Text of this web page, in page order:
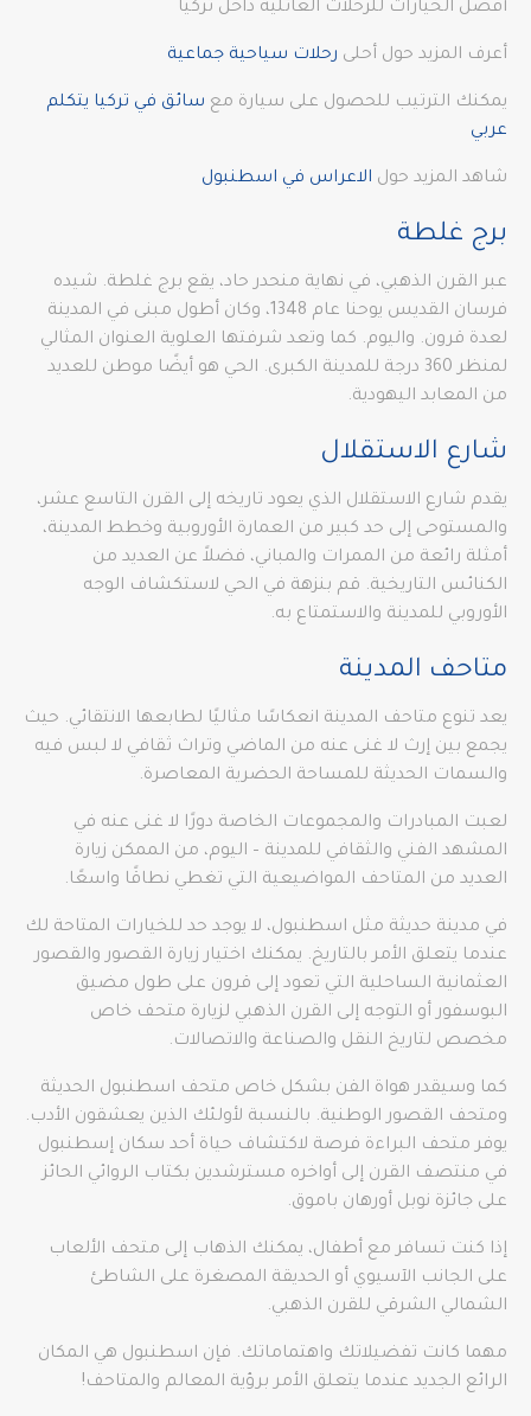
أفضل الخيارات للرحلات العائلية داخل تركيا
أعرف المزيد حول أحلى رحلات سياحية جماعية
يمكنك الترتيب للحصول على سيارة مع سائق في تركيا يتكلم
عربي
شاهد المزيد حول الاعراس في اسطنبول
برج غلطة
عبر القرن الذهبي، في نهاية منحدر حاد، يقع برج غلطة. شيده
فرسان القديس يوحنا عام 1348، وكان أطول مبنى في المدينة
لعدة قرون. واليوم. كما وتعد شرفتها العلوية العنوان المثالي
لمنظر 360 درجة للمدينة الكبرى. الحي هو أيضًا موطن للعديد
من المعابد اليهودية.
شارع الاستقلال
يقدم شارع الاستقلال الذي يعود تاريخه إلى القرن التاسع عشر،
والمستوحى إلى حد كبير من العمارة الأوروبية وخطط المدينة،
أمثلة رائعة من الممرات والمباني، فضلاً عن العديد من
الكنائس التاريخية. قم بنزهة في الحي لاستكشاف الوجه
الأوروبي للمدينة والاستمتاع به.
متاحف المدينة
يعد تنوع متاحف المدينة انعكاسًا مثاليًا لطابعها الانتقائي. حيث
يجمع بين إرث لا غنى عنه من الماضي وتراث ثقافي لا لبس فيه
والسمات الحديثة للمساحة الحضرية المعاصرة.
لعبت المبادرات والمجموعات الخاصة دورًا لا غنى عنه في
المشهد الفني والثقافي للمدينة – اليوم، من الممكن زيارة
العديد من المتاحف المواضيعية التي تغطي نطاقًا واسعًا.
في مدينة حديثة مثل اسطنبول، لا يوجد حد للخيارات المتاحة لك
عندما يتعلق الأمر بالتاريخ. يمكنك اختيار زيارة القصور والقصور
العثمانية الساحلية التي تعود إلى قرون على طول مضيق
البوسفور أو التوجه إلى القرن الذهبي لزيارة متحف خاص
مخصص لتاريخ النقل والصناعة والاتصالات.
كما وسيقدر هواة الفن بشكل خاص متحف اسطنبول الحديثة
ومتحف القصور الوطنية. بالنسبة لأولئك الذين يعشقون الأدب.
يوفر متحف البراءة فرصة لاكتشاف حياة أحد سكان إسطنبول
في منتصف القرن إلى أواخره مسترشدين بكتاب الروائي الحائز
على جائزة نوبل أورهان باموق.
إذا كنت تسافر مع أطفال، يمكنك الذهاب إلى متحف الألعاب
على الجانب الآسيوي أو الحديقة المصغرة على الشاطئ
الشمالي الشرقي للقرن الذهبي.
مهما كانت تفضيلاتك واهتماماتك. فإن اسطنبول هي المكان
الرائع الجديد عندما يتعلق الأمر برؤية المعالم والمتاحف!